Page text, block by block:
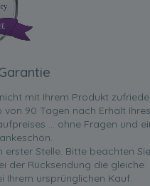
mit Ihrem Produkt
90 Tagen nach Erhalt Ihres
... ohne Fragen und
Stelle. Bitte beachten
der Rücksendung die gleiche
Ihrem ursprünglichen Kauf.